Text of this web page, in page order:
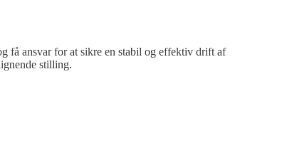
få ansvar for at sikre en stabil og effektiv drift af
stilling.